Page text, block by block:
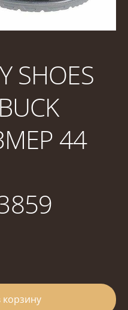
SHOES
44